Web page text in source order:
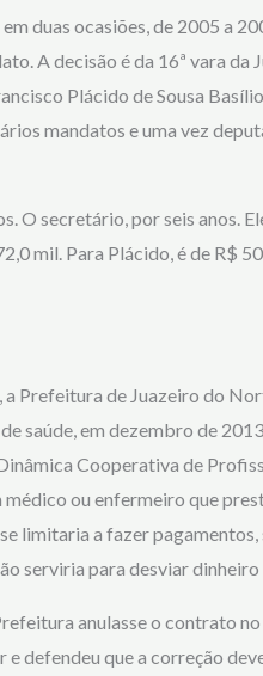
duas ocasiões, de 2005 a
A decisão é da 16ª vara da
Plácido de Sousa
mandatos e uma vez
O secretário, por seis anos.
mil. Para Plácido, é de R$
Prefeitura de Juazeiro do
saúde, em dezembro de
Cooperativa de
ou enfermeiro que
limitaria a fazer
serviria para desviar
anulasse o contrato
defendeu que a correção